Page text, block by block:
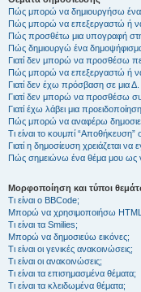
Πώς μπορώ να δημιουργήσω ένα
Πώς μπορώ να επεξεργαστώ ή
Πώς προσθέτω μια υπογραφή
Πώς δημιουργώ ένα
Γιατί δεν μπορώ να προσθέσω
Πώς μπορώ να επεξεργαστώ ή
Γιατί δεν έχω πρόσβαση σε μια
Γιατί δεν μπορώ να προσθέσω
Γιατί έχω λάβει μια
Πώς μπορώ να αναφέρω
Τι είναι το κουμπί “Αποθήκευση”
Γιατί η δημοσίευση χρειάζεται να
Πώς σημειώνω ένα θέμα μου ως
Μορφοποίηση και τύποι
Τι είναι ο BBCode;
Μπορώ να χρησιμοποιήσω
Τι είναι τα Smilies;
Μπορώ να δημοσιεύω εικόνες;
Τι είναι οι γενικές ανακοινώσεις;
Τι είναι οι ανακοινώσεις;
Τι είναι τα επισημασμένα θέματα;
Τι είναι τα κλειδωμένα θέματα;